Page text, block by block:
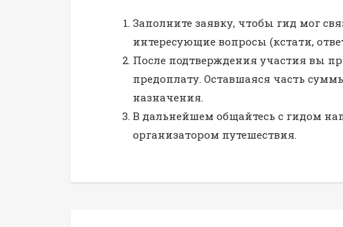
Заполните заявку, чтобы гид мог
интересующие вопросы (кстати,
После подтверждения участия вы
предоплату. Оставшаяся часть
назначения.
В дальнейшем общайтесь с гидом
организатором путешествия.